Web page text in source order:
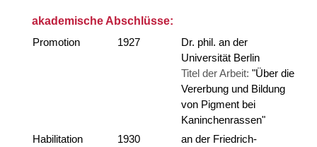
akademische Abschlüsse:
Promotion
1927
Dr. phil. an der
Universität Berlin
Titel der Arbeit: "Über die
Vererbung und Bildung
von Pigment bei
Kaninchenrassen"
Habilitation
1930
an der Friedrich-